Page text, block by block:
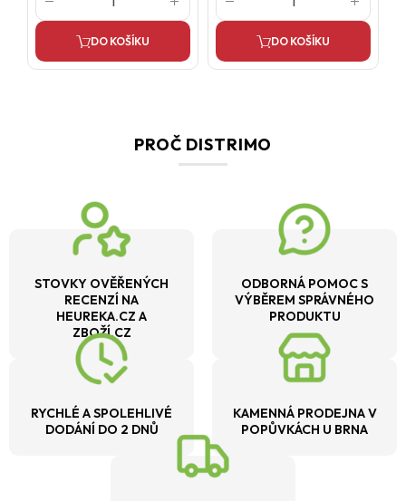
DO KOŠÍKU DO KOŠÍKU
PROČ DISTRIMO
STOVKY OVĚŘENÝCH
RECENZÍ NA
HEUREKA.CZ A
ZBOŽÍ.CZ
ODBORNÁ POMOC S
VÝBĚREM SPRÁVNÉHO
PRODUKTU
RYCHLÉ A SPOLEHLIVÉ
DODÁNÍ DO 2 DNŮ
KAMENNÁ PRODEJNA V
POPŮVKÁCH U BRNA